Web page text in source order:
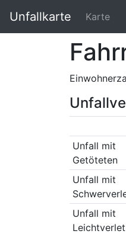
Unfallkarte Karte
Unfall mit
Getöteten
Unfall mit
Unfall mit